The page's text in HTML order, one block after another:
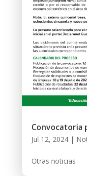
Convocatoria
Jul 12, 2024|
Otras noticias